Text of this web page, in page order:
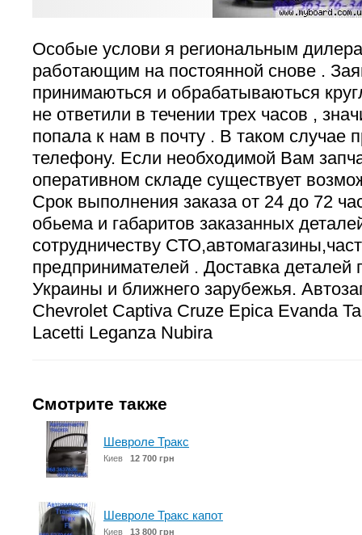
Особые услови я региональным
работающим на постоянной снове .
принимаються и обрабатываються
не ответили в течении трех часов ,
попала к нам в почту . В таком случае
телефону. Если необходимой Вам
оперативном складе существует
Срок выполнения заказа от 24 до 72
обьема и габаритов заказанных
сотрудничеству
предпринимателей . Доставка деталей
Украины и ближнего зарубежья.
Chevrolet Captiva Cruze Epica Evanda
Lacetti Leganza Nubira
Смотрите также
Шевроле Тракс
Киев 12 700 грн
Шевроле Тракс капот
Киев 13 800 грн